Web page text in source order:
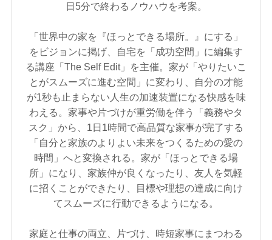
日5分で終わるノウハウを考案。
「世界中の家を『ほっとできる場所。』にする」
をビジョンに掲げ、自宅を「成功空間」に編集す
る講座「The Self Edit」を主催。家が「やりたいこ
とがスムーズに進む空間」に変わり、自分の才能
が1秒も止まらない人生の加速装置になる快感を味
わえる。家事や片づけが重労働を伴う「義務やタ
スク」から、1日1時間で高品質な家事が完了する
「自分と家族のよりよい未来をつくるための愛の
時間」へと変換される。家が「ほっとできる場
所」になり、家族仲が良くなったり、友人を気軽
に招くことができたり、目標や理想の達成に向け
てスムーズに行動できるようになる。
家庭と仕事の両立、片づけ、時短家事にまつわる